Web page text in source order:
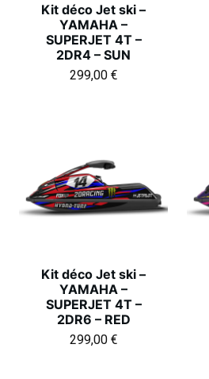
Kit déco Jet ski –
YAMAHA –
SUPERJET 4T –
2DR4 – SUN
299,00 €
Kit déco Jet ski –
YAMAHA –
SUPERJET 4T –
2DR6 – RED
299,00 €